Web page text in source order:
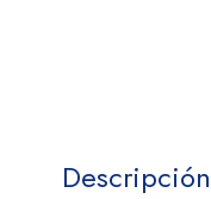
Descripción